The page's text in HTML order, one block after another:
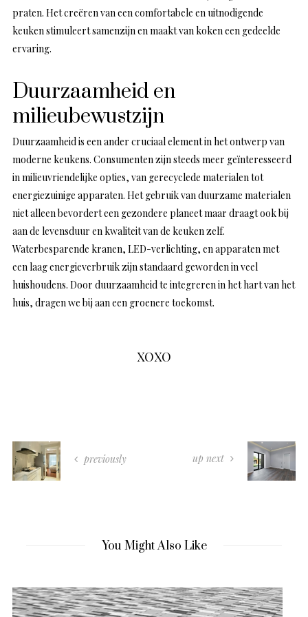
praten. Het creëren van een comfortabele en uitnodigende
keuken stimuleert samenzijn en maakt van koken een gedeelde
ervaring.
Duurzaamheid en
milieubewustzijn
Duurzaamheid is een ander cruciaal element in het ontwerp van
moderne keukens. Consumenten zijn steeds meer geïnteresseerd
in milieuvriendelijke opties, van gerecyclede materialen tot
energiezuinige apparaten. Het gebruik van duurzame materialen
niet alleen bevordert een gezondere planeet maar draagt ook bij
aan de levensduur en kwaliteit van de keuken zelf.
Waterbesparende kranen, LED-verlichting, en apparaten met
een laag energieverbruik zijn standaard geworden in veel
huishoudens. Door duurzaamheid te integreren in het hart van het
huis, dragen we bij aan een groenere toekomst.
XOXO
previously up next
You Might Also Like